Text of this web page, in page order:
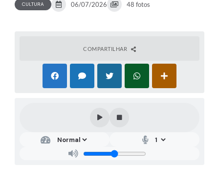
CULTURA 06/07/2026 48 fotos
COMPARTILHAR